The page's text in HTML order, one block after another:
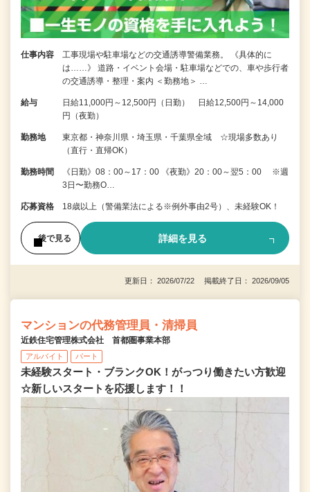
仕事内容
工事現場や駐車場などの交通誘導警備業務。 《具体的に
は……》 道路・イベント会場・駐車場などでの、車や歩行者
の交通誘導・整理・案内 ＜勤務地＞ …
給与
日給11,000円～12,500円（日勤） 日給12,500円～14,000
円（夜勤）
勤務地
東京都・神奈川県・埼玉県・千葉県全域 ☆現場多数あり
（直行・直帰OK）
勤務時間
《日勤》08：00～17：00 《夜勤》20：00～翌5：00 ※週
3日〜勤務O…
応募資格 18歳以上（警備業法による※例外事由2号）、未経験OK！
後で見る 詳細を見る
更新日： 2026/07/22 掲載終了日： 2026/09/05
マンションの代務管理員・清掃員
近鉄住宅管理株式会社 首都圏事業本部
アルバイト パート
未経験スタート・ブランクOK！がっつり働きたい方歓迎
☆新しいスタートを応援します！！